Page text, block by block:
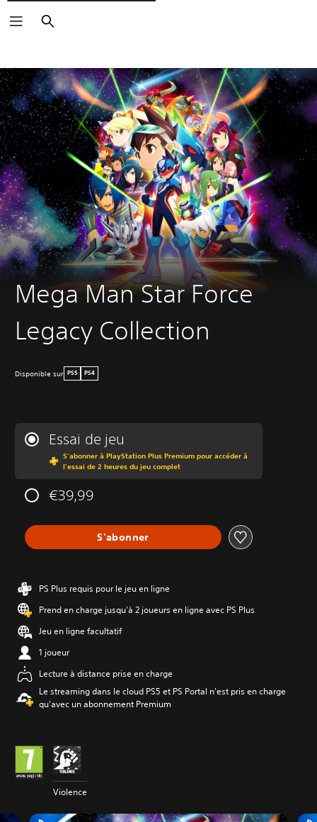
Rechercher
Mega Man Star Force
Legacy Collection
Disponible sur PS5 PS4
Essai de jeu
S'abonner à PlayStation Plus Premium pour accéder à
l'essai de 2 heures du jeu complet
€39,99
S'abonner
PS Plus requis pour le jeu en ligne
Prend en charge jusqu'à 2 joueurs en ligne avec PS Plus
Jeu en ligne facultatif
1 joueur
Lecture à distance prise en charge
Le streaming dans le cloud PS5 et PS Portal n'est pris en charge
qu'avec un abonnement Premium
Violence